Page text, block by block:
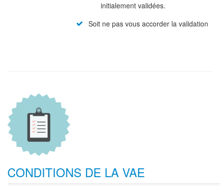
initialement validées.
Soit ne pas vous accorder la validation
CONDITIONS DE LA VAE